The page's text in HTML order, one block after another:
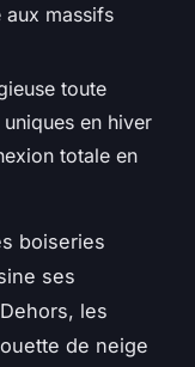
aux massifs
toute
en hiver
totale en
boiseries
ses
les
de neige